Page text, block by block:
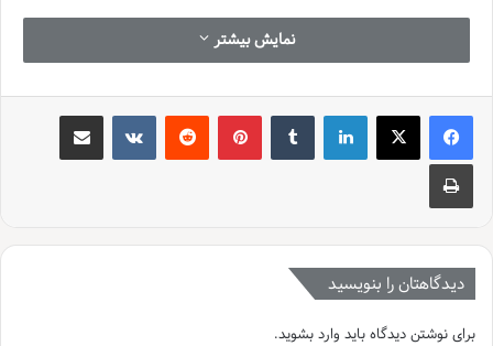
این موضوع مخصوصا اگر صاحب کسب‌ و کاری رو به رشدی هستید اهمیتی
بیشتری پیدا می‌کند. پیشرفت سایت نیز مانند هر موضوع دیگری راهکار
های خودش را دارد که اگر اصولی عمل نکنید، موقعیت سایتتان را به خطر
نمایش بیشتر
لینکدین ‫تامبلر ‫پین‌ترست‫رددیت ‫VKontakteاشتراک گذاری از طریق ایمیل
چاپ
دیدگاهتان را بنویسید
برای نوشتن دیدگاه باید وارد بشوید.